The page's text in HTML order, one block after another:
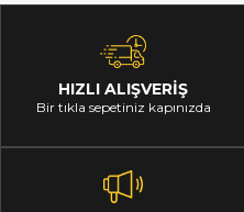
HIZLI ALIŞVERİŞ
Bir tıkla sepetiniz kapınızda